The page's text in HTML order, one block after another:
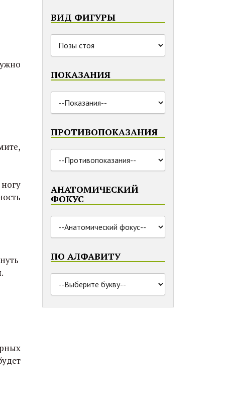
ВИД ФИГУРЫ
ПОКАЗАНИЯ
ПРОТИВОПОКАЗАНИЯ
АНАТОМИЧЕСКИЙ
ФОКУС
ПО АЛФАВИТУ